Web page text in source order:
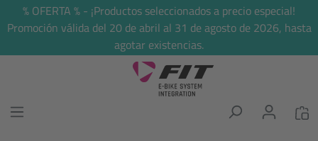
principal
% OFERTA % - ¡Productos seleccionados a precio especial!
Promoción válida del 20 de abril al 31 de agosto de 2026, hasta
agotar existencias.